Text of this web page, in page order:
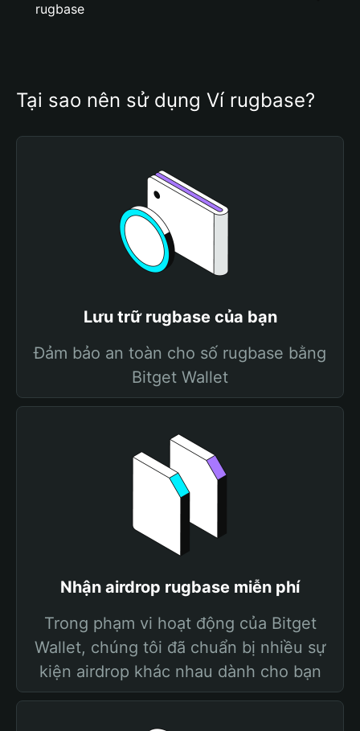
rugbase
Tại sao nên sử dụng Ví rugbase?
Lưu trữ rugbase của bạn
Đảm bảo an toàn cho số rugbase bằng
Bitget Wallet
Nhận airdrop rugbase miễn phí
Trong phạm vi hoạt động của Bitget
Wallet, chúng tôi đã chuẩn bị nhiều sự
kiện airdrop khác nhau dành cho bạn